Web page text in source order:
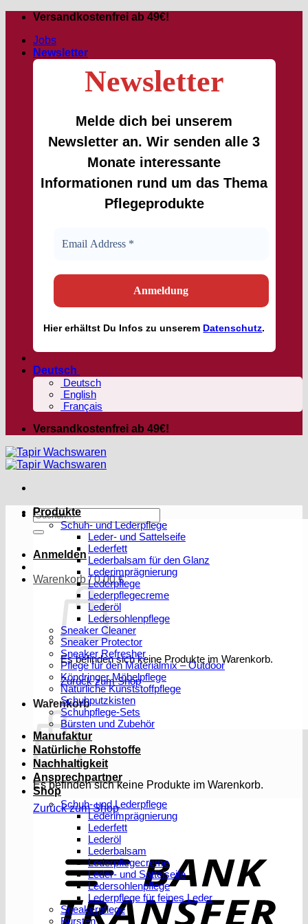
Zum
springen
Versandkostenfrei ab 49€!
Jobs
Newsletter
Newsletter
Melde dich bei unserem
Newsletter an. Wir senden alle 3
Monate interessante
Informationen rund um das Thema
Pflegeprodukte
Hiererhältst Du Infos zu unserem Datenschutz.
Deutsch
Deutsch
English
Français
Versandkostenfrei ab 49€!
Suchen
nach:
Anmelden
Warenkorb /0,00€
Es befinden sich keine Produkte im Warenkorb.
Zurück zum Shop
Warenkorb
Es befinden sich keine Produkte im Warenkorb.
Zurück zum Shop
Produkte
Schuh- und Lederpflege
Leder- und Sattelseife
Lederfett
Lederbalsam für den Glanz
Lederimprägnierung
Lederpflege
Lederpflegecreme
Lederöl
Ledersohlenpflege
Sneaker Cleaner
Sneaker Protector
Sneaker Refresher
Pflege für den Materialmix – Outdoor
Köndringer Möbelpflege
Natürliche Kunststoffpflege
Schuhputzkisten
Schuhpflege-Sets
Bürsten und Zubehör
Manufaktur
Natürliche Rohstoffe
Nachhaltigkeit
Ansprechpartner
Shop
Schuh- und Lederpflege
Lederimprägnierung
Lederfett
Lederöl
Lederbalsam
Lederpflegecreme
Leder- und Sattelseife
Ledersohlenpflege
Lederpflege für feines Leder
Sneakerpflege
Bürsten